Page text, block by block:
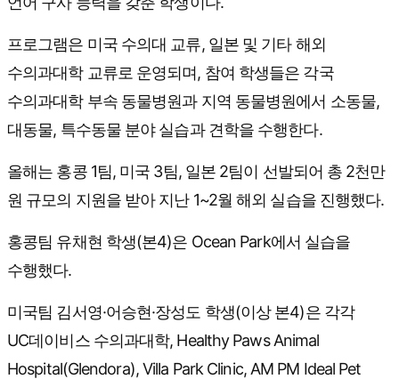
프로그램은 미국 수의대 교류, 일본 및 기타 해외
수의과대학 교류로 운영되며, 참여 학생들은 각국
수의과대학 부속 동물병원과 지역 동물병원에서 소동물,
대동물, 특수동물 분야 실습과 견학을 수행한다.
올해는 홍콩 1팀, 미국 3팀, 일본 2팀이 선발되어 총 2천만
원 규모의 지원을 받아 지난 1~2월 해외 실습을 진행했다.
홍콩팀 유채현 학생(본4)은 Ocean Park에서 실습을
수행했다.
미국팀 김서영·어승현·장성도 학생(이상 본4)은 각각
UC데이비스 수의과대학, Healthy Paws Animal
Hospital(Glendora), Villa Park Clinic, AM PM Ideal Pet